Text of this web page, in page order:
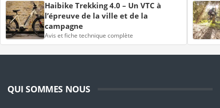
Haibike Trekking 4.0 – Un VTC à
l’épreuve de la ville et de la
campagne
Avis et fiche technique complète
QUI SOMMES NOUS